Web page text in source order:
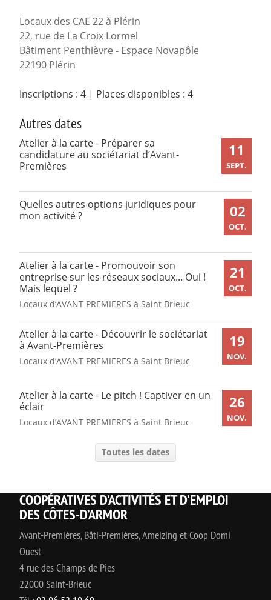
Locaux des CAE 22 à Plérin
22, rue de La Croix Lormel
Bâtiment Penthièvre - Espace Novapôle
22190 Plérin
Inscriptions : 4 | Places disponibles : 4
Autres dates
11
SEPT.
Atelier à la carte - Préparer sa
candidature au sociétariat d’Avant-
Premières
02
OCT.
Quelles autres options juridiques pour
mon activité ?
21
OCT.
Atelier à la carte - Promouvoir son
entreprise sur les réseaux sociaux... Oui !
Mais lequel ?
Locaux d’AVANT PREMIERES à Saint Brieuc
19
NOV.
Atelier à la carte - Découvrir le sociétariat
à Avant-Premières
Locaux d’AVANT PREMIERES à Saint Brieuc
26
NOV.
Atelier à la carte - Le pitch ! Captiver en un
éclair
Locaux d’AVANT PREMIERES à Saint Brieuc
Toutes les dates
COOPÉRATIVES D’ACTIVITÉS ET D’EMPLOI
DES CÔTES-D’ARMOR
Avant-Premières, Bâti-Premières, Ameizing et Coop Domi
Ouest
4 rue des Champs de Pies
22000 Saint-Brieuc